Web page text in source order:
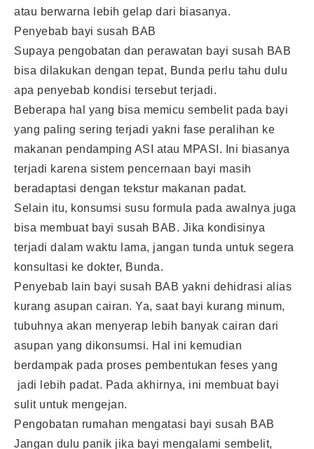
atau berwarna lebih gelap dari biasanya.
Penyebab bayi susah BAB
Supaya pengobatan dan perawatan bayi susah BAB
bisa dilakukan dengan tepat, Bunda perlu tahu dulu
apa penyebab kondisi tersebut terjadi.
Beberapa hal yang bisa memicu sembelit pada bayi
yang paling sering terjadi yakni fase peralihan ke
makanan pendamping ASI atau MPASI. Ini biasanya
terjadi karena sistem pencernaan bayi masih
beradaptasi dengan tekstur makanan padat.
Selain itu, konsumsi susu formula pada awalnya juga
bisa membuat bayi susah BAB. Jika kondisinya
terjadi dalam waktu lama, jangan tunda untuk segera
konsultasi ke dokter, Bunda.
Penyebab lain bayi susah BAB yakni dehidrasi alias
kurang asupan cairan. Ya, saat bayi kurang minum,
tubuhnya akan menyerap lebih banyak cairan dari
asupan yang dikonsumsi. Hal ini kemudian
berdampak pada proses pembentukan feses yang
jadi lebih padat. Pada akhirnya, ini membuat bayi
sulit untuk mengejan.
Pengobatan rumahan mengatasi bayi susah BAB
Jangan dulu panik jika bayi mengalami sembelit,